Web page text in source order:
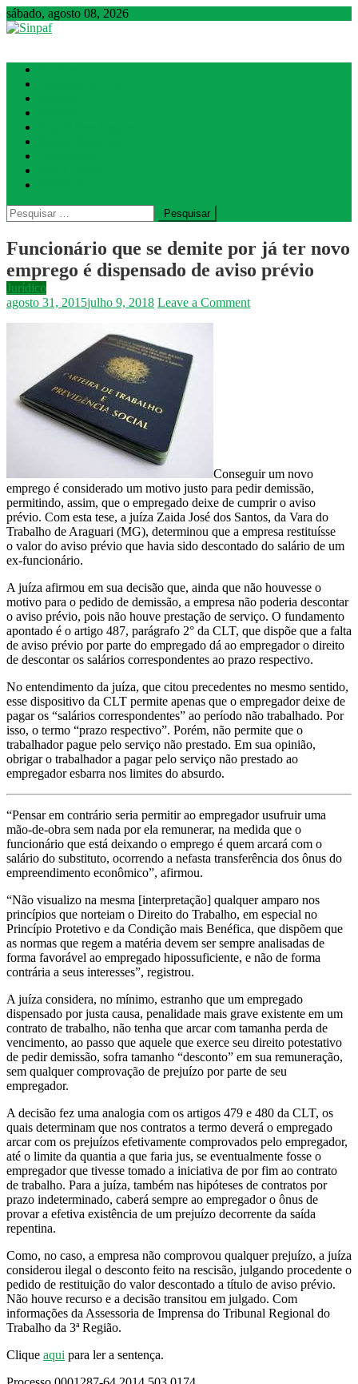
sábado, agosto 08, 2026
Pesquisar
por:
Funcionário que se demite por já ter novo
emprego é dispensado de aviso prévio
Jurídico
agosto 31, 2015julho 9, 2018 Leave a Commenton
de
aviso
prévio
Conseguir um novo
emprego é considerado um motivo justo para pedir demissão,
permitindo, assim, que o empregado deixe de cumprir o aviso
prévio. Com esta tese, a juíza Zaida José dos Santos, da Vara do
Trabalho de Araguari (MG), determinou que a empresa restituísse
o valor do aviso prévio que havia sido descontado do salário de um
ex-funcionário.
A juíza afirmou em sua decisão que, ainda que não houvesse o
motivo para o pedido de demissão, a empresa não poderia descontar
o aviso prévio, pois não houve prestação de serviço. O fundamento
apontado é o artigo 487, parágrafo 2° da CLT, que dispõe que a falta
de aviso prévio por parte do empregado dá ao empregador o direito
de descontar os salários correspondentes ao prazo respectivo.
No entendimento da juíza, que citou precedentes no mesmo sentido,
esse dispositivo da CLT permite apenas que o empregador deixe de
pagar os “salários correspondentes” ao período não trabalhado. Por
isso, o termo “prazo respectivo”. Porém, não permite que o
trabalhador pague pelo serviço não prestado. Em sua opinião,
obrigar o trabalhador a pagar pelo serviço não prestado ao
empregador esbarra nos limites do absurdo.
“Pensar em contrário seria permitir ao empregador usufruir uma
mão-de-obra sem nada por ela remunerar, na medida que o
funcionário que está deixando o emprego é quem arcará com o
salário do substituto, ocorrendo a nefasta transferência dos ônus do
empreendimento econômico”, afirmou.
“Não visualizo na mesma [interpretação] qualquer amparo nos
princípios que norteiam o Direito do Trabalho, em especial no
Princípio Protetivo e da Condição mais Benéfica, que dispõem que
as normas que regem a matéria devem ser sempre analisadas de
forma favorável ao empregado hipossuficiente, e não de forma
contrária a seus interesses”, registrou.
A juíza considera, no mínimo, estranho que um empregado
dispensado por justa causa, penalidade mais grave existente em um
contrato de trabalho, não tenha que arcar com tamanha perda de
vencimento, ao passo que aquele que exerce seu direito potestativo
de pedir demissão, sofra tamanho “desconto” em sua remuneração,
sem qualquer comprovação de prejuízo por parte de seu
empregador.
A decisão fez uma analogia com os artigos 479 e 480 da CLT, os
quais determinam que nos contratos a termo deverá o empregado
arcar com os prejuízos efetivamente comprovados pelo empregador,
até o limite da quantia a que faria jus, se eventualmente fosse o
empregador que tivesse tomado a iniciativa de por fim ao contrato
de trabalho. Para a juíza, também nas hipóteses de contratos por
prazo indeterminado, caberá sempre ao empregador o ônus de
provar a efetiva existência de um prejuízo decorrente da saída
repentina.
Como, no caso, a empresa não comprovou qualquer prejuízo, a juíza
considerou ilegal o desconto feito na rescisão, julgando procedente o
pedido de restituição do valor descontado a título de aviso prévio.
Não houve recurso e a decisão transitou em julgado. Com
informações da Assessoria de Imprensa do Tribunal Regional do
Trabalho da 3ª Região.
Clique aqui para ler a sentença.